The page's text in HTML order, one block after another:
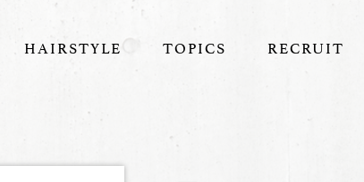
HAIRSTYLE TOPICS RECRUIT